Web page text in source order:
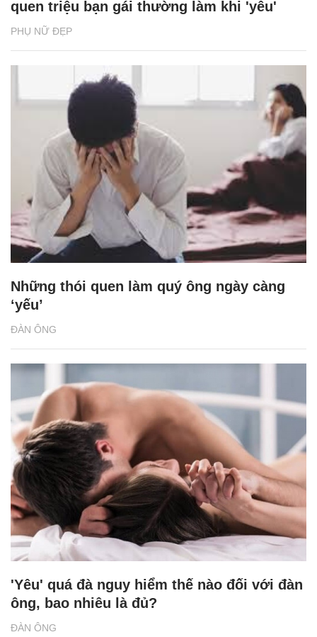
PHỤ NỮ ĐẸP
quen triệu bạn gái thường làm khi 'yêu'
ĐÀN ÔNG
Những thói quen làm quý ông ngày càng
‘yếu’
ĐÀN ÔNG
'Yêu' quá đà nguy hiểm thế nào đối với đàn
ông, bao nhiêu là đủ?